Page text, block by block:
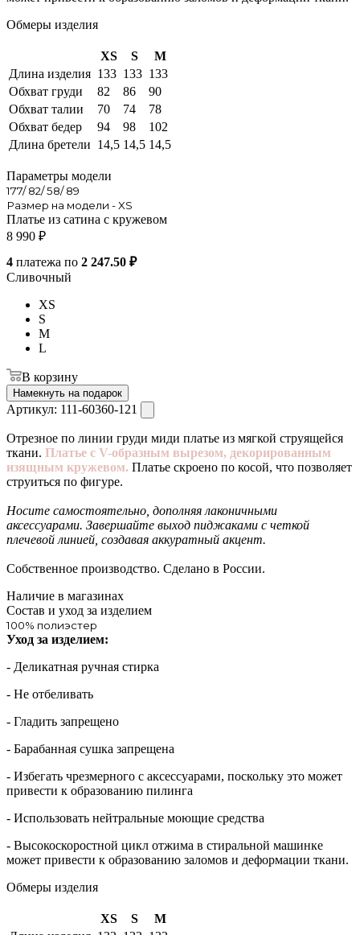
Обмеры изделия
XS S
M
Длина изделия 133 133 133
Обхват груди
82 86
90
Обхват талии
70 74
78
Обхват бедер
94 98
102
Длина бретели 14,5 14,5 14,5
Параметры модели
177/ 82/ 58/ 89
Размер на модели - XS
Платье из сатина с кружевом
8 990 ₽
4 платежа по 2 247.50 ₽
Сливочный
XS
S
M
L
В корзину
Намекнуть на подарок
Артикул: 111-60360-121
Отрезное по линии груди миди платье из мягкой струящейся
ткани. Платье с V-образным вырезом, декорированным
изящным кружевом. Платье скроено по косой, что позволяет
струиться по фигуре.
Носите самостоятельно, дополняя лаконичными
аксессуарами. Завершайте выход пиджаками с четкой
плечевой линией, создавая аккуратный акцент.
Собственное производство. Сделано в России.
Наличие в магазинах
Состав и уход за изделием
100% полиэстер
Уход за изделием:
- Деликатная ручная стирка
- Не отбеливать
- Гладить запрещено
- Барабанная сушка запрещена
- Избегать чрезмерного c аксессуарами, поскольку это может
привести к образованию пилинга
- Использовать нейтральные моющие средства
- Высокоскоростной цикл отжима в стиральной машинке
может привести к образованию заломов и деформации ткани.
Обмеры изделия
XS S
M